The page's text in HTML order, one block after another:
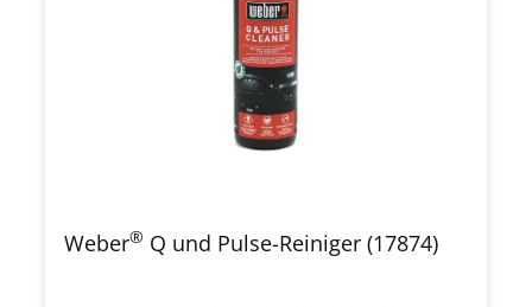
Weber® Q und Pulse-Reiniger (17874)